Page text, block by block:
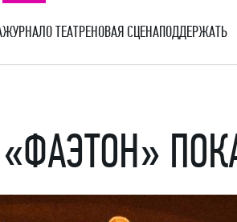
ЖУРНАЛО ТЕАТРЕНОВАЯ СЦЕНАПОДДЕРЖАТЬ